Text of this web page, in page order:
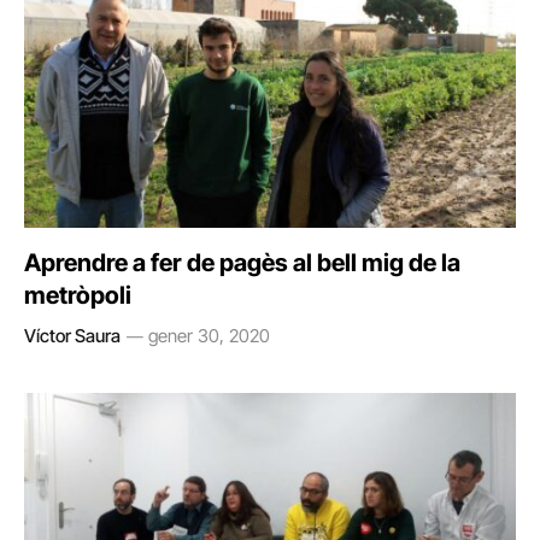
Aprendre a fer de pagès al bell mig de la
metròpoli
Víctor Saura gener 30, 2020